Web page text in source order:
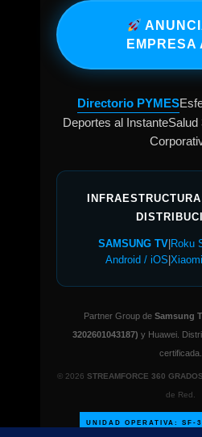
EMPRESA
Directorio PYMES
Deportes al InstanteSalud
SAMSUNG TV Roku
Android / iOS
Partner Group de Samsung
3202601043187) y Huawei.
certificada.
© 2026 STREAMFORCE 360
de Red.
UNIDAD OPERATIVA: SF-